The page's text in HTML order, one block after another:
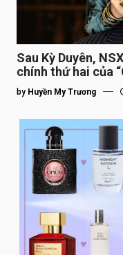
Sau Kỳ Duyên,
chính thứ hai của
by Huyền My Trương